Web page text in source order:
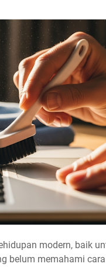
modern, baik
belum memahami